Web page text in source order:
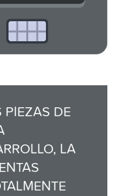
PIEZAS DE
LA